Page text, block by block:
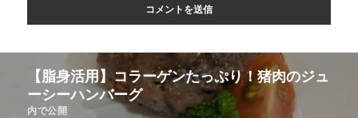
【脂身活用】コラーゲンたっぷり！猪肉のジュ
ーシーハンバーグ
内で公開